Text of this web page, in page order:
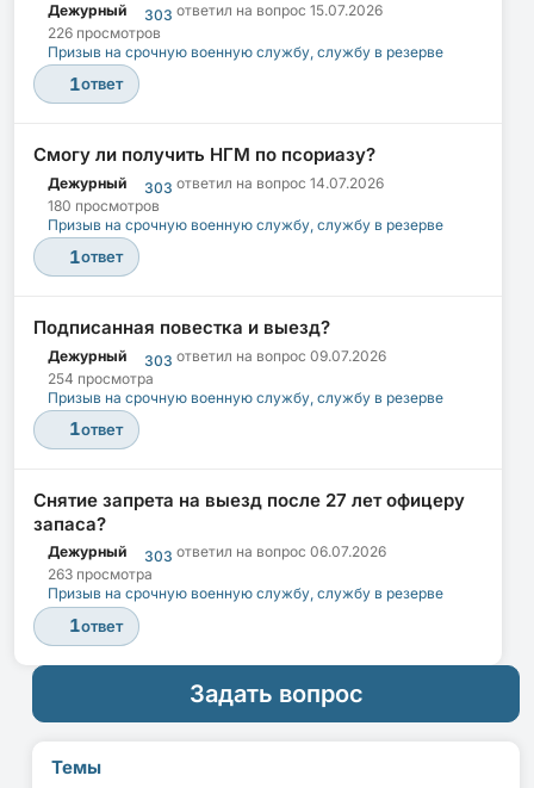
Дежурный 303 ответил на вопрос 15.07.2026
226 просмотров
Призыв на срочную военную службу, службу в резерве
1ответ
Смогу ли получить НГМ по псориазу?
Дежурный 303 ответил на вопрос 14.07.2026
180 просмотров
Призыв на срочную военную службу, службу в резерве
1ответ
Подписанная повестка и выезд?
Дежурный 303 ответил на вопрос 09.07.2026
254 просмотра
Призыв на срочную военную службу, службу в резерве
1ответ
Снятие запрета на выезд после 27 лет офицеру
запаса?
Дежурный 303 ответил на вопрос 06.07.2026
263 просмотра
Призыв на срочную военную службу, службу в резерве
1ответ
Задать вопрос
Темы